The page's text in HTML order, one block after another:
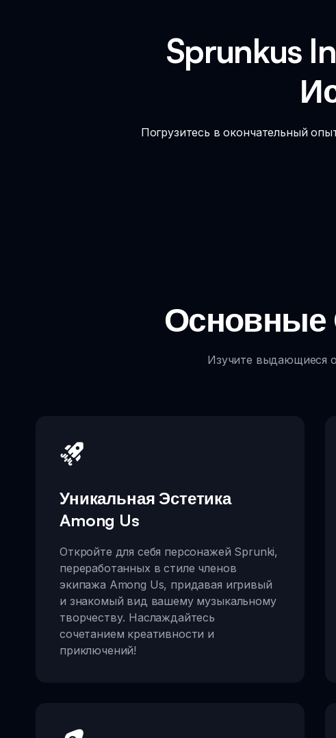
Sprunkus
Погрузитесь в окончательный
Основные
Изучите выдающиеся
Уникальная Эстетика
Among Us
Откройте для себя персонажей Sprunki,
переработанных в стиле членов
экипажа Among Us, придавая игривый
и знакомый вид вашему музыкальному
творчеству. Наслаждайтесь
сочетанием креативности и
приключений!